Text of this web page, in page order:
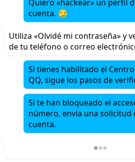
Quiero «hackear» un perfil
cuenta. 😏
Utiliza «Olvidé mi contraseña» y
de tu teléfono o correo
Si tienes habilitado el
QQ, sigue los pasos de
Si te han bloqueado el
número, envía una solicitud
cuenta.